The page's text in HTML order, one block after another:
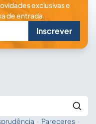
exclusivas e
de entrada.
Inscrever
· Pareceres ·